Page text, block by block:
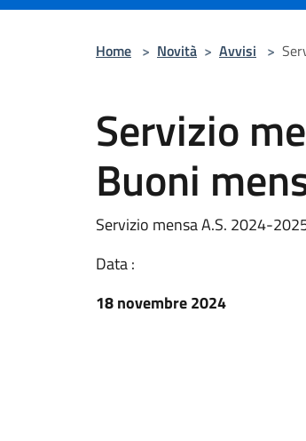
Home > Novità > Avvisi >
Servizio
Buoni
Servizio mensa A.S. 2024-
Data :
18 novembre 2024